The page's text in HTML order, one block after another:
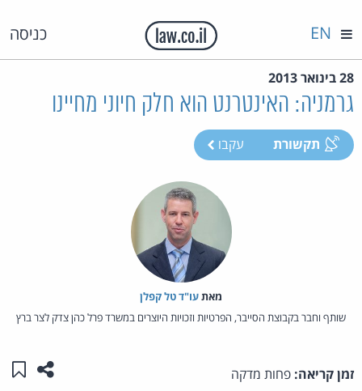
כניסה EN
28 בינואר 2013
גרמניה: האינטרנט הוא חלק חיוני מחיינו
תקשורת עקבו
מאת‏עו"ד טל קפלן
שותף וחבר בקבוצת הסייבר, הפרטיות וזכויות היוצרים במשרד פרל כהן צדק לצר ברץ
זמן קריאה: פחות מדקה שתפו